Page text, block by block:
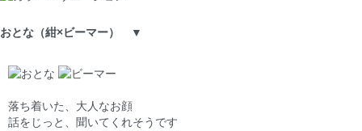
おとな（紺×ビーマー） ▼
落ち着いた、大人なお顔
話をじっと、聞いてくれそうです